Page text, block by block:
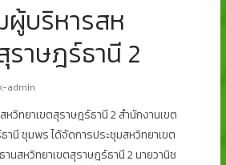
ผู้บริหารสห
ราษฎร์ธานี 2
admin
หวิทยาเขตสุราษฎร์ธานี 2 สำนักงานเขต
านี ชุมพร ได้จัดการประชุมสหวิทยาเขต
นสหวิทยาเขตสุราษฎร์ธานี 2 นายวานิช